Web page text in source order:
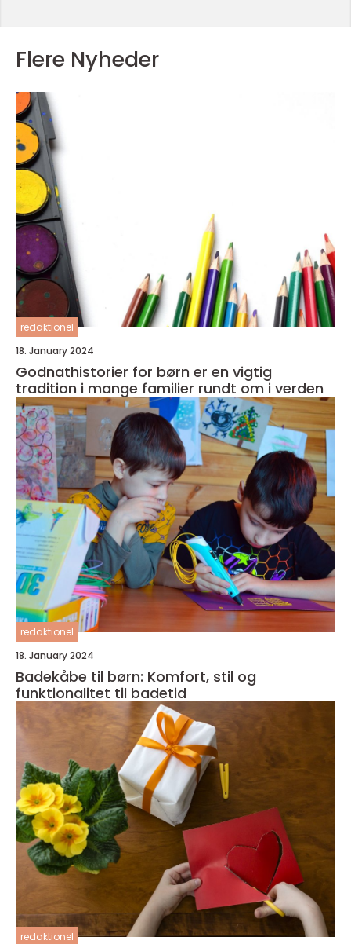
Flere Nyheder
redaktionel
18. January 2024
Godnathistorier for børn er en vigtig
tradition i mange familier rundt om i verden
redaktionel
18. January 2024
Badekåbe til børn: Komfort, stil og
funktionalitet til badetid
redaktionel